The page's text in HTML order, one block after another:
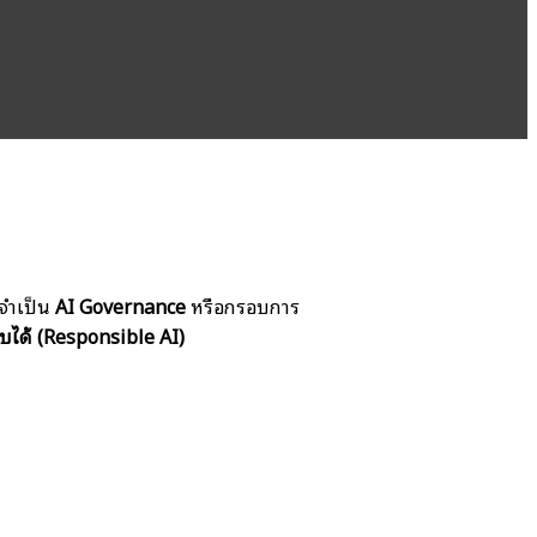
เป็นAI Governanceหรือกรอบการ
ด้ (Responsible AI)